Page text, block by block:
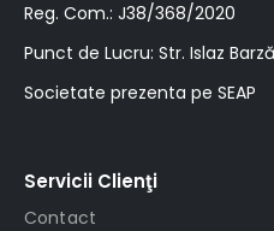
Reg. Com.: J38/368/2020
Punct de Lucru: Str. Islaz
Societate prezenta pe SEAP
Servicii Clienţi
Contact